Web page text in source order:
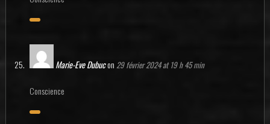
Marie-Eve Dubucon 29 février 2024 at 19 h 45 min
Conscience